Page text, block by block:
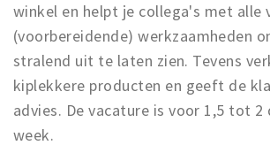
Andere City Apps
Inloggen
winkel en helpt je collega's met alle
(voorbereidende) werkzaamheden
stralend uit te laten zien. Tevens
kiplekkere producten en geeft de
advies. De vacature is voor 1,5 tot 2
week.